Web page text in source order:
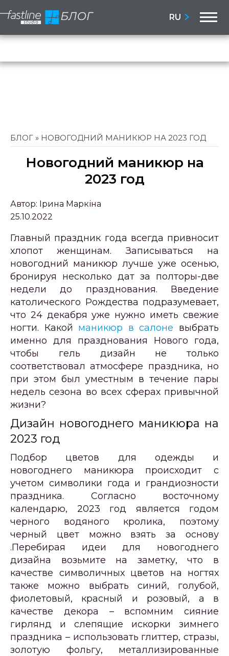
RU
БЛОГ » НОВОГОДНИЙ МАНИКЮР НА 2023 ГОД
Новогодний маникюр на
2023 год
Автор: Ірина Маркіна
25.10.2022
Главный праздник года всегда привносит
хлопот женщинам. Записываться на
новогодний маникюр лучше уже осенью,
бронируя несколько дат за полторы-две
недели до празднования. Введение
католического Рождества подразумевает,
что 24 декабря уже нужно иметь свежие
ногти. Какой маникюр в салоне выбрать
именно для празднования Нового года,
чтобы гель дизайн не только
соответствовал атмосфере праздника, но
при этом был уместным в течение пары
недель сезона во всех сферах привычной
жизни?
Дизайн новогоднего маникюра на
2023 год
Подбор цветов для одежды и
новогоднего маникюра происходит с
учетом символики года и грандиозности
праздника. Согласно восточному
календарю, 2023 год является годом
черного водяного кролика, поэтому
черный цвет можно взять за основу
.Перебирая идеи для новогоднего
дизайна возьмите на заметку, что в
качестве символичных цветов на ногтях
также можно выбрать синий, голубой,
фиолетовый, красный и розовый, а в
качестве декора – вспомним сияние
гирлянд и слепящие искорки зимнего
праздника – использовать глиттер, стразы,
золотую фольгу, металлизированные